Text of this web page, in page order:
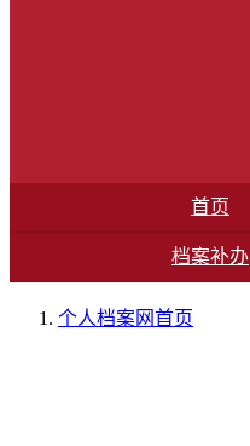
首页
档案补办
个人档案网首页